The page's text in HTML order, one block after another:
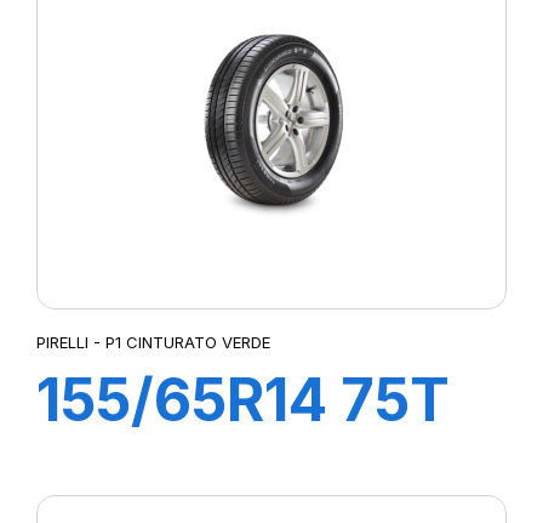
PIRELLI - P1 CINTURATO VERDE
155/65R14 75T